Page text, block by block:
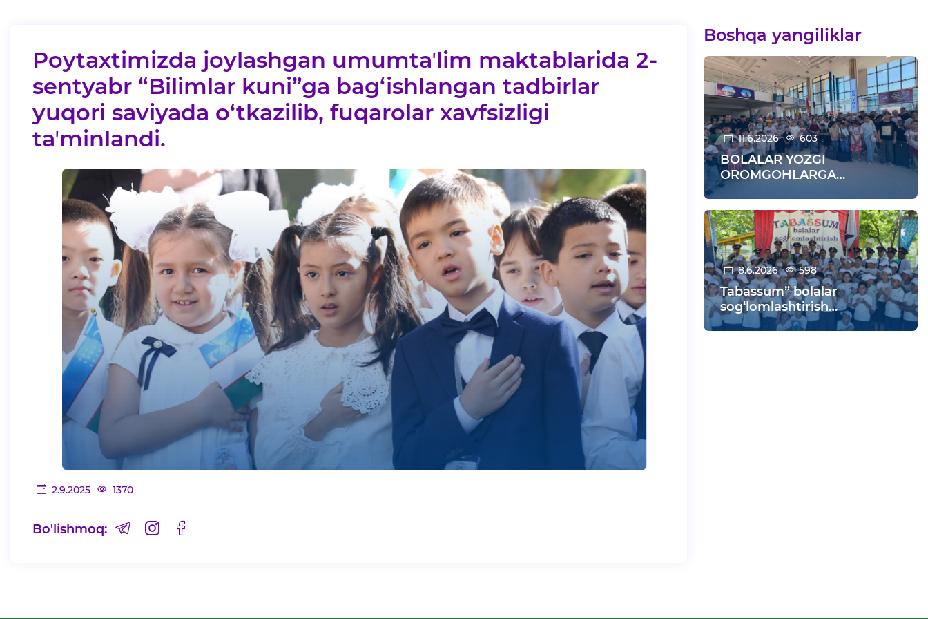
Poytaxtimizda joylashgan umumtaʼlim maktablarida 2-
sentyabr “Bilimlar kuni”ga bag‘ishlangan tadbirlar
yuqori saviyada o‘tkazilib, fuqarolar xavfsizligi
taʼminlandi.
2.9.2025 1370
Bo'lishmoq:
Boshqa yangiliklar
11.6.2026 603
BOLALAR YOZGI
OROMGOHLARGA
KUZATILDI
8.6.2026 598
Tabassum” bolalar
sog‘lomlashtirish
maskanida vatanparvarlik